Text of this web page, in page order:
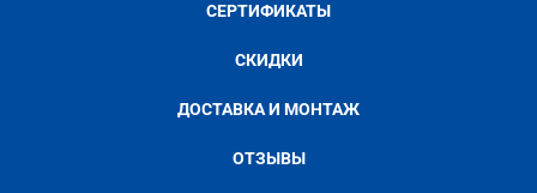
СЕРТИФИКАТЫ
СКИДКИ
ДОСТАВКА И МОНТАЖ
ОТЗЫВЫ